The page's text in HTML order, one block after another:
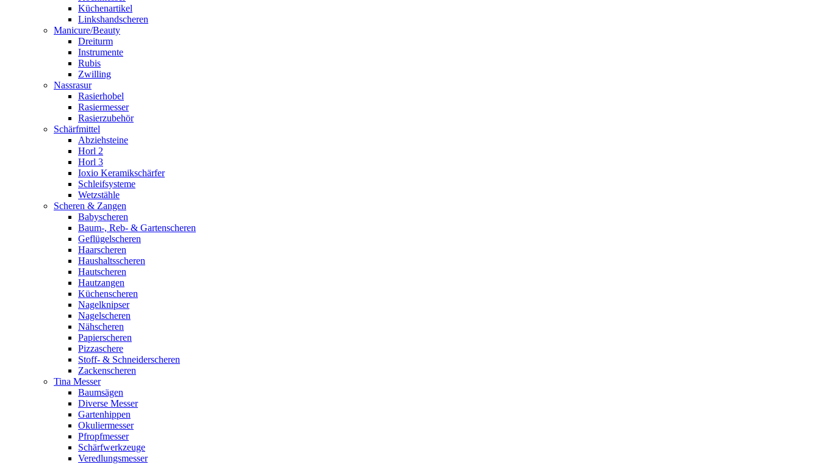
Küchenartikel
Linkshandscheren
Manicure/Beauty
Dreiturm
Instrumente
Rubis
Zwilling
Nassrasur
Rasierhobel
Rasiermesser
Rasierzubehör
Schärfmittel
Abziehsteine
Horl 2
Horl 3
Ioxio Keramikschärfer
Schleifsysteme
Wetzstähle
Scheren & Zangen
Babyscheren
Baum-, Reb- & Gartenscheren
Geflügelscheren
Haarscheren
Haushaltsscheren
Hautscheren
Hautzangen
Küchenscheren
Nagelknipser
Nagelscheren
Nähscheren
Papierscheren
Pizzaschere
Stoff- & Schneiderscheren
Zackenscheren
Tina Messer
Baumsägen
Diverse Messer
Gartenhippen
Okuliermesser
Pfropfmesser
Schärfwerkzeuge
Veredlungsmesser